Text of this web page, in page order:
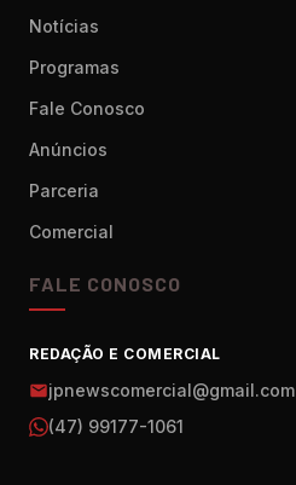
Notícias
Programas
Fale Conosco
Anúncios
Parceria
Comercial
FALE CONOSCO
REDAÇÃO E COMERCIAL
jpnewscomercial@gmail.com
(47) 99177-1061